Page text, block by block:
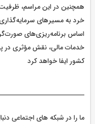
همچنین در این مراسم،
خرد به مسیرهای
اساس برنامه‌ریزی‌های
خدمات مالی، نقش مؤثری در
کشور ایفا خواهد کرد
ما را در شبکه های اجتماعی